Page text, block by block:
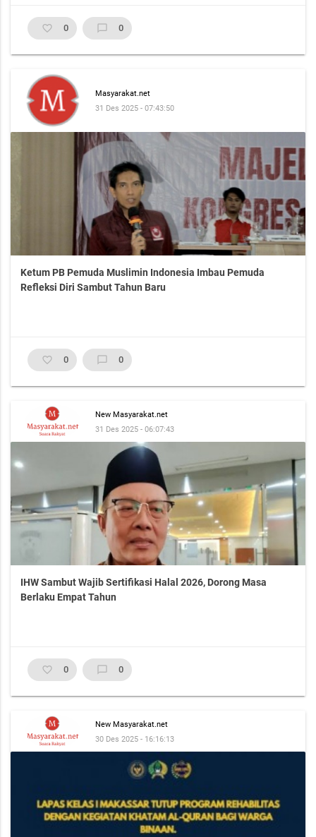
favorite_border 0 chat_bubble_outline 0
Masyarakat.net
31 Des 2025 - 07:43:50
Ketum PB Pemuda Muslimin Indonesia Imbau Pemuda
Refleksi Diri Sambut Tahun Baru
favorite_border 0 chat_bubble_outline 0
New Masyarakat.net
31 Des 2025 - 06:07:43
IHW Sambut Wajib Sertifikasi Halal 2026, Dorong Masa
Berlaku Empat Tahun
favorite_border 0 chat_bubble_outline 0
New Masyarakat.net
30 Des 2025 - 16:16:13